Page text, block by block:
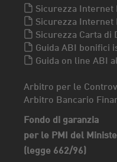
Sicurezza Internet
Sicurezza Internet
Sicurezza Carta di
Guida ABI bonifici
Guida on line ABI
Arbitro per le
Arbitro Bancario
Fondo di garanzia
per le PMI del
(legge 662/96)